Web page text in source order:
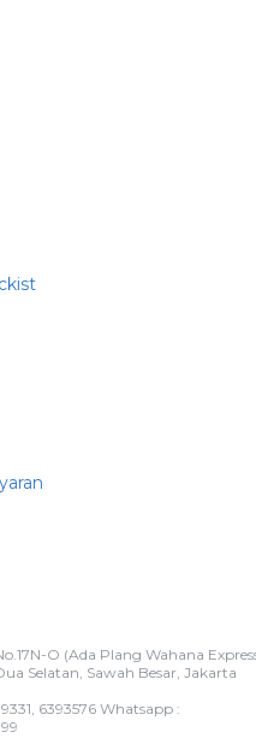
O (Ada Plang Wahana
Selatan, Sawah Besar, Jakarta
6393576 Whatsapp :